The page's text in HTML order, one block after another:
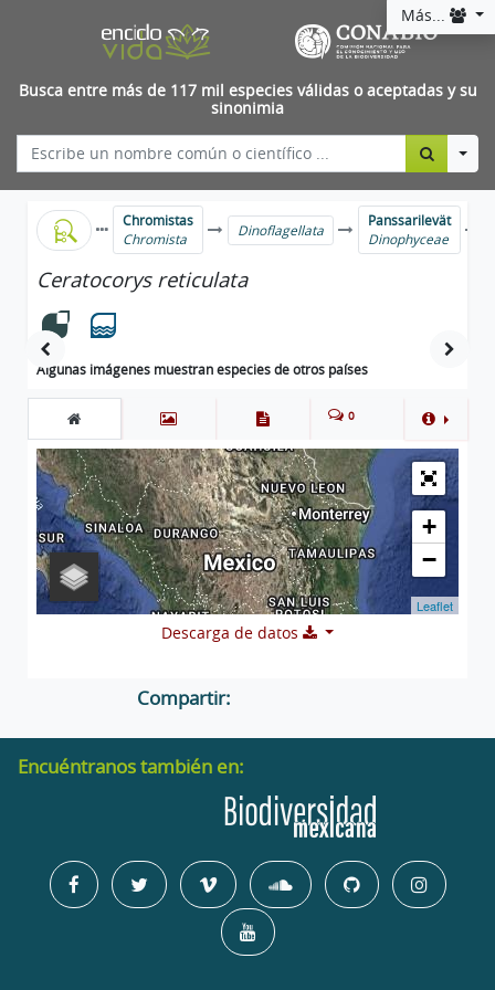
Más...
Busca entre más de 117 mil especies válidas o aceptadas y su
sinonimia
Chromistas
Chromista
Dinoflagellata
Panssarilevät
Dinophyceae
Ceratocorys reticulata
Algunas imágenes muestran especies de otros países
0
+
−
Leaflet
Descarga de datos
Compartir:
Encuéntranos también en: